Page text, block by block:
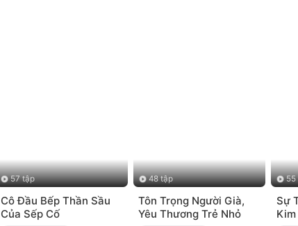
57 tập
Cô Đầu Bếp Thần Sầu
Của Sếp Cố
48 tập
Tôn Trọng Người Già,
Yêu Thương Trẻ Nhỏ
55
Sự